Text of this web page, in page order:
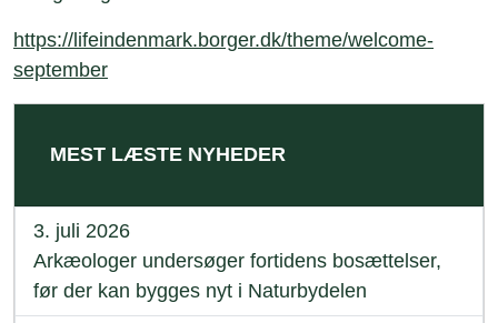
https://lifeindenmark.borger.dk/theme/welcome-
september
MEST LÆSTE NYHEDER
3. juli 2026
Arkæologer undersøger fortidens bosættelser,
før der kan bygges nyt i Naturbydelen